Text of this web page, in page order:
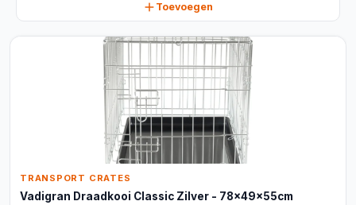
Toevoegen
TRANSPORT CRATES
Vadigran Draadkooi Classic Zilver - 78x49x55cm